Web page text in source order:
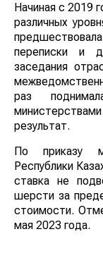
Начиная с 2019
различных
переписки и
заседания
раз
результат.
По приказу
Республики
ставка не
шерсти за
стоимости.
мая 2023 года.